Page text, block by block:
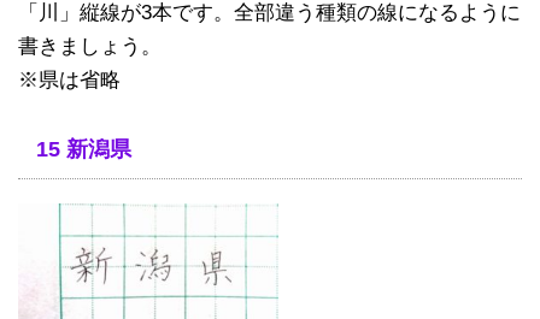
「川」縦線が3本です。全部違う種類の線になるように
書きましょう。
※県は省略
15 新潟県